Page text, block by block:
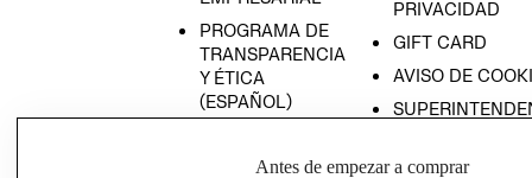
PROGRAMA DE
TRANSPARENCIA
Y ÉTICA
(ESPAÑOL)
TRANSPARENCIA
PRIVACIDAD
GIFT CARD
AVISO DE
Antes de empezar a comprar